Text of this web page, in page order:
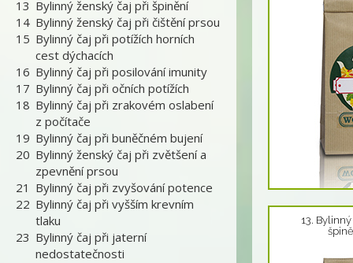
13 Bylinný ženský čaj při špinění
14 Bylinný ženský čaj při čištění prsou
15 Bylinný čaj při potížích horních
cest dýchacích
16 Bylinný čaj při posilování imunity
17 Bylinný čaj při očních potížích
18 Bylinný čaj při zrakovém oslabení
z počítače
19 Bylinný čaj při buněčném bujení
20 Bylinný ženský čaj při zvětšení a
zpevnění prsou
21 Bylinný čaj při zvyšování potence
22 Bylinný čaj při vyšším krevním
tlaku
23 Bylinný čaj při jaterní
nedostatečnosti
13.